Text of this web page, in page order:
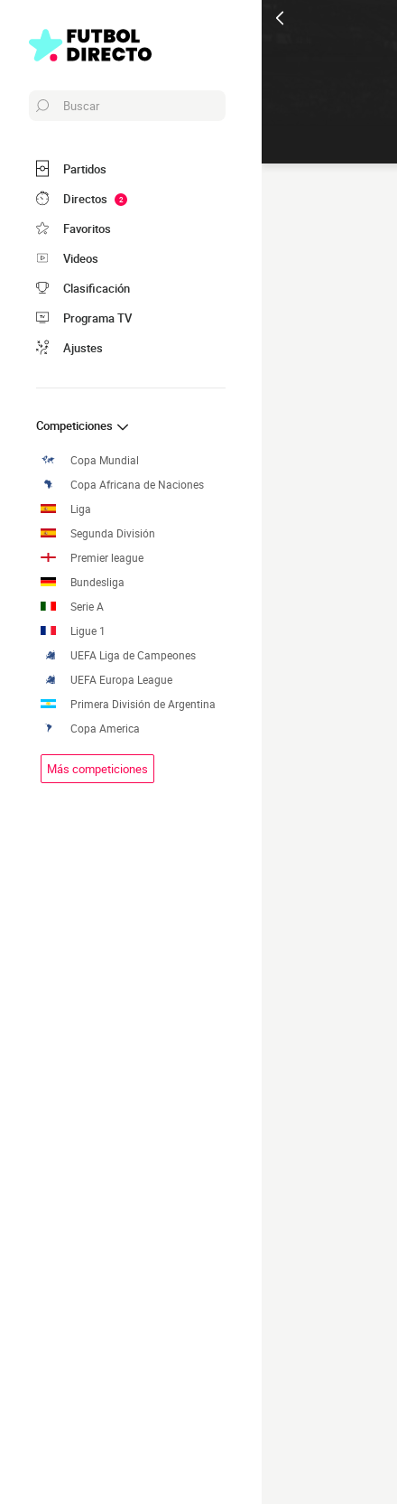
Buscar
Partidos
Directos
2
Favoritos
Videos
Clasificación
Programa TV
Ajustes
Competiciones
Copa Mundial
Copa Africana de Naciones
Liga
Segunda División
Premier league
Bundesliga
Serie A
Ligue 1
UEFA Liga de Campeones
UEFA Europa League
Primera División de Argentina
Copa America
Más competiciones